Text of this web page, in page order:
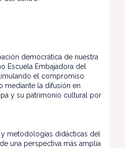
democrática de nuestra
Escuela Embajadora del
el compromiso
mediante la difusión en
y su patrimonio cultural por
metodologías didácticas del
una perspectiva más amplia